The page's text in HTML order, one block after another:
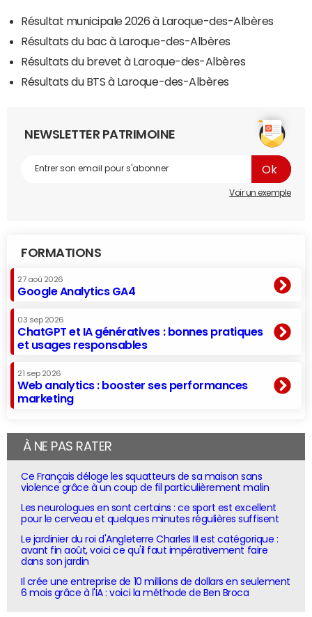
Résultat municipale 2026 à Laroque-des-Albères
Résultats du bac à Laroque-des-Albères
Résultats du brevet à Laroque-des-Albères
Résultats du BTS à Laroque-des-Albères
NEWSLETTER PATRIMOINE
Voir un exemple
FORMATIONS
27 aoû 2026
Google Analytics GA4
03 sep 2026
ChatGPT et IA génératives : bonnes pratiques
et usages responsables
21 sep 2026
Web analytics : booster ses performances
marketing
À NE PAS RATER
Ce Français déloge les squatteurs de sa maison sans
violence grâce à un coup de fil particulièrement malin
Les neurologues en sont certains : ce sport est excellent
pour le cerveau et quelques minutes régulières suffisent
Le jardinier du roi d'Angleterre Charles III est catégorique :
avant fin août, voici ce qu'il faut impérativement faire
dans son jardin
Il crée une entreprise de 10 millions de dollars en seulement
6 mois grâce à l'IA : voici la méthode de Ben Broca